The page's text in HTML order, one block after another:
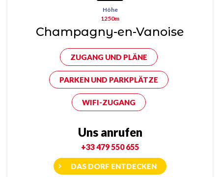
Höhe
1250m
Champagny-en-Vanoise
ZUGANG UND PLÄNE
PARKEN UND PARKPLÄTZE
WIFI-ZUGANG
Uns anrufen
+33 479 550 655
DAS DORF ENTDECKEN